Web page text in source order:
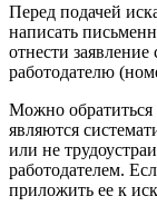
Перед подачей
написать
отнести
работодателю
Можно обратиться
являются
или не
работодателем.
приложить ее к